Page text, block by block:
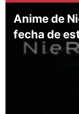
Anime de
fecha de